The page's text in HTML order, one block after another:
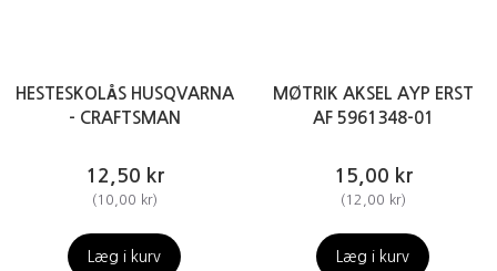
HESTESKOLÅS HUSQVARNA
- CRAFTSMAN
12,50 kr
( 10,00 kr)
Læg i kurv
MØTRIK AKSEL AYP ERST
AF 5961348-01
15,00 kr
( 12,00 kr)
Læg i kurv